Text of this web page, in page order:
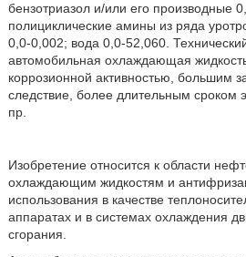
бензотриазол и/или его производные
полициклические амины из ряда
0,0-0,002; вода 0,0-52,060.
автомобильная охлаждающая
коррозионной активностью, большим
следствие, более длительным сроком
пр.
Изобретение относится к области
охлаждающим жидкостям и
использования в качестве
аппаратах и в системах охлаждения
сгорания.